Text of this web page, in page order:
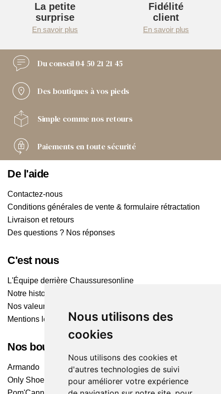
Nous utilisons des
cookies
Nous utilisons des cookies et
d'autres technologies de suivi
pour améliorer votre expérience
La petite
surprise
En savoir plus
Fidélité
client
En savoir plus
Du conseil04 50 21 21 45
Des boutiques à vos pieds
Simple comme nos retours
Paiements en toute sécurité
De l'aide
Contactez-nous
Conditions générales de vente & formulaire rétractation
Livraison et retours
Des questions ? Nos réponses
C'est nous
L'Équipe derrière Chaussuresonline
Notre histoire
Nos valeurs
Mentions légales
Nos boutiques
Armando
Only Shoes